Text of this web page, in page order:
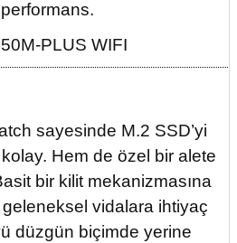
sayesinde M.2 SSD’yi
Hem de özel bir alete
bir kilit mekanizmasına
vidalara ihtiyaç
düzgün biçimde yerine